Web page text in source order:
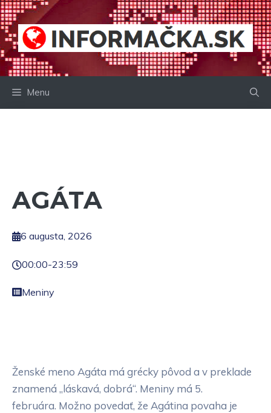
Preskočiť
na
obsah
Menu
AGÁTA
6 augusta, 2026
00:00-23:59
Meniny
Ženské meno Agáta má grécky pôvod a v preklade
znamená „láskavá, dobrá“. Meniny má 5.
februára. Možno povedať, že Agátina povaha je